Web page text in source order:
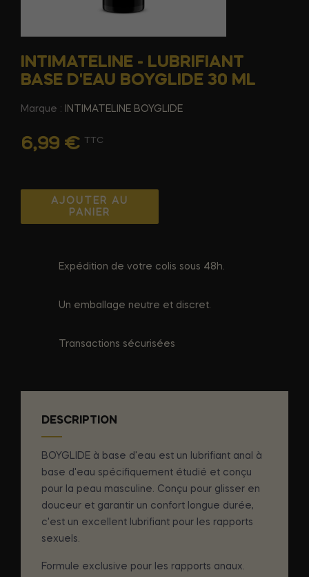
INTIMATELINE - LUBRIFIANT
BASE D'EAU BOYGLIDE 30 ML
Marque : INTIMATELINE BOYGLIDE
6,99 € TTC
AJOUTER AU
PANIER
Expédition de votre colis sous 48h.
Un emballage neutre et discret.
Transactions sécurisées
DESCRIPTION
BOYGLIDE à base d'eau est un lubrifiant anal à
base d'eau spécifiquement étudié et conçu
pour la peau masculine. Conçu pour glisser en
douceur et garantir un confort longue durée,
c'est un excellent lubrifiant pour les rapports
sexuels.
Formule exclusive pour les rapports anaux.